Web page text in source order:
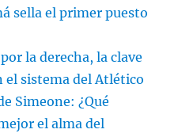
sella el primer puesto
la derecha, la clave
el sistema del Atlético
Simeone: ¿Qué
el alma del